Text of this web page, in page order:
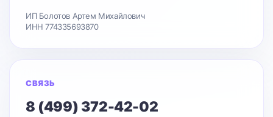
ИП Болотов Артем Михайлович
ИНН 774335693870
СВЯЗЬ
8 (499) 372-42-02